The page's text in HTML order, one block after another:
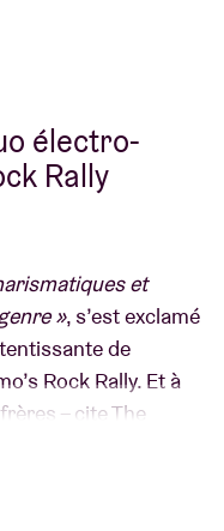
électro-
Rally
et
», s’est exclamé
de
Rock Rally. Et à
– cite The
Castles comme
audacieux et